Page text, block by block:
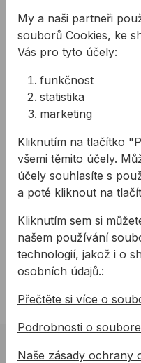
Kód: BN40510010
Související
Matice a podložky
Už víte jakou šroub
použít, ale potřebujete
také vědět jako použít
matici a podložku? V této
využití matic a
02 623 10 920
My a naši partneři
souborů Cookies, ke
Vás pro tyto účely:
funkčnost
statistika
marketing
Kliknutím na tlačítko
všemi těmito účely.
účely souhlasíte s
a poté kliknout na
Kliknutím sem si
našem používání
technologií, jakož i o
osobních údajů.:
Přečtěte si více o
Podrobnosti o
Naše zásady ochrany